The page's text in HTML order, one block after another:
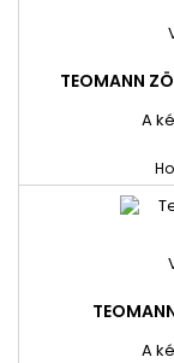
TEOMANN
A
A